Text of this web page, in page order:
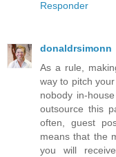
Responder
donaldrsimonn
As a rule,
way to pitch
nobody in-
outsource this
often, guest
means that the
you will